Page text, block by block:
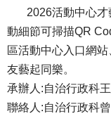
2026活動中心才
動細節可掃描QR
區活動中心入口網
友藝起同樂。
承辦人:自治行政科
聯絡人:自治行政科